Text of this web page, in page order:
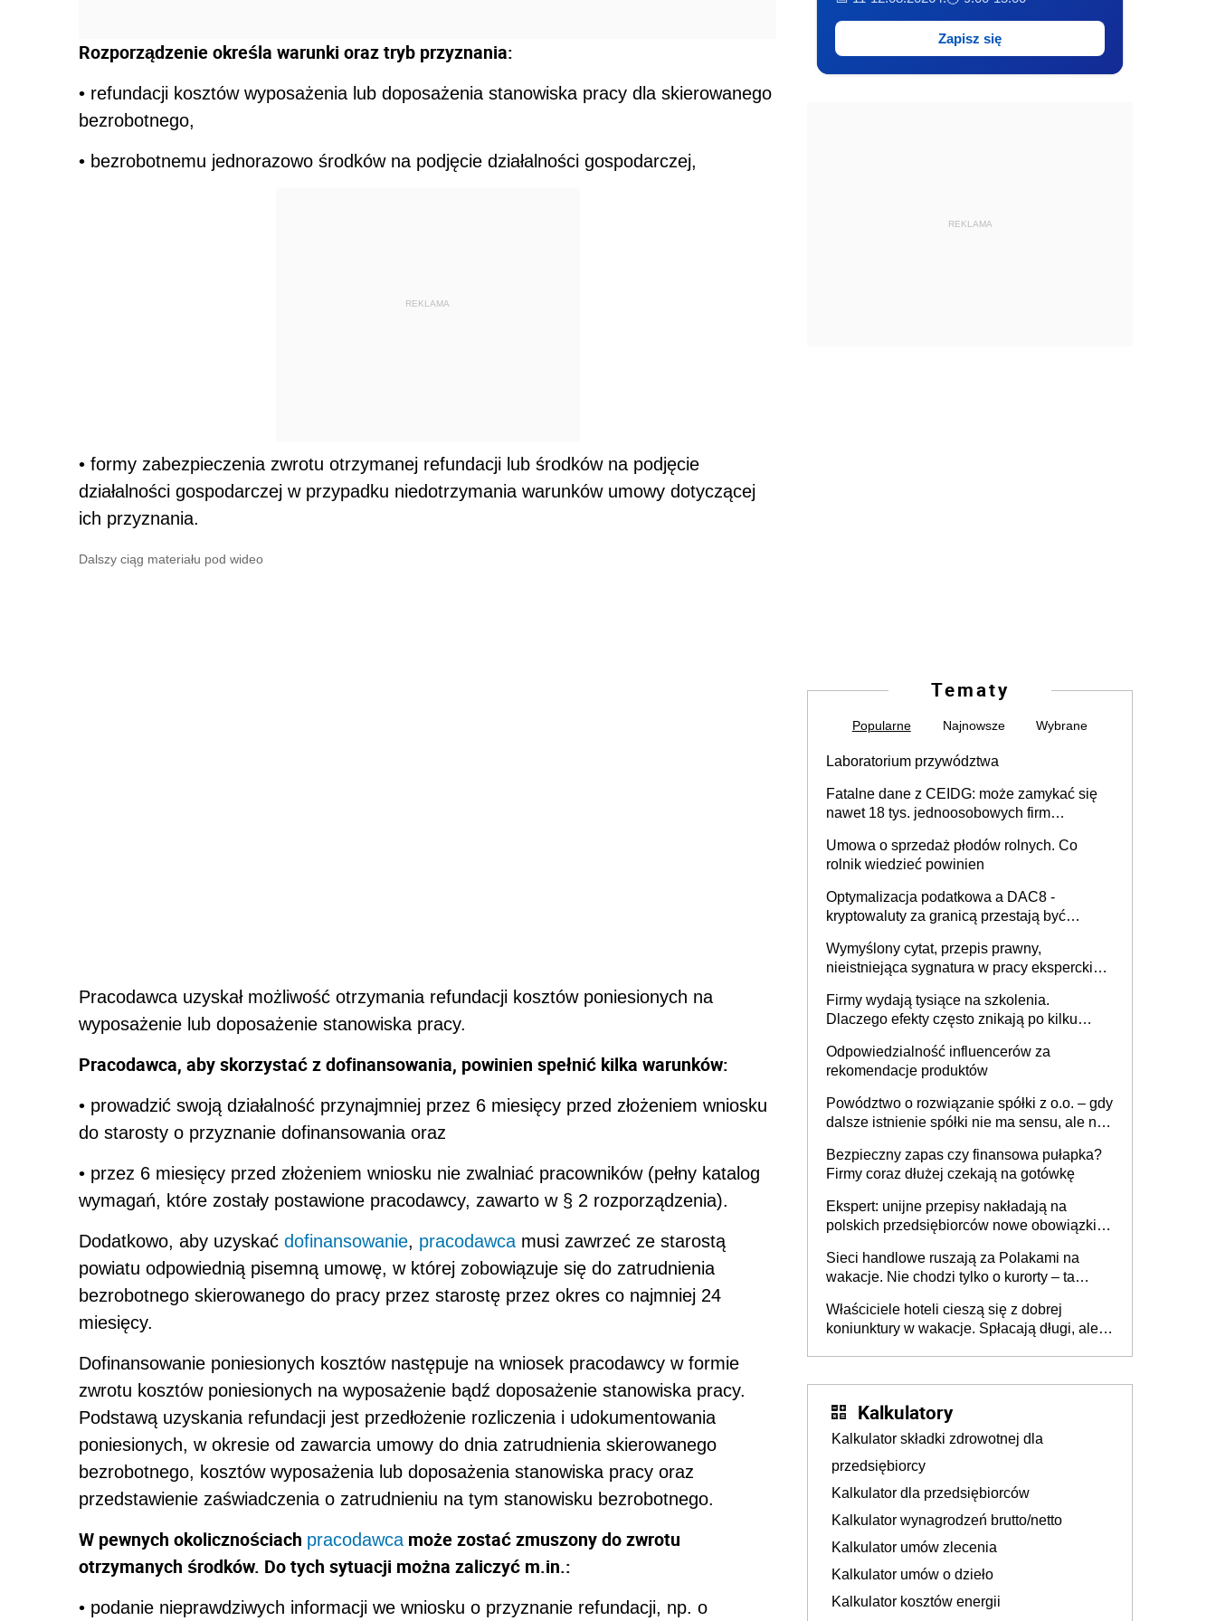
Rozporządzenie określa warunki oraz tryb przyznania:
• refundacji kosztów wyposażenia lub doposażenia stanowiska pracy dla skierowanego
bezrobotnego,
• bezrobotnemu jednorazowo środków na podjęcie działalności gospodarczej,
REKLAMA
• formy zabezpieczenia zwrotu otrzymanej refundacji lub środków na podjęcie
działalności gospodarczej w przypadku niedotrzymania warunków umowy dotyczącej
ich przyznania.
Dalszy ciąg materiału pod wideo
Pracodawca uzyskał możliwość otrzymania refundacji kosztów poniesionych na
wyposażenie lub doposażenie stanowiska pracy.
Pracodawca, aby skorzystać z dofinansowania, powinien spełnić kilka warunków:
• prowadzić swoją działalność przynajmniej przez 6 miesięcy przed złożeniem wniosku
do starosty o przyznanie dofinansowania oraz
• przez 6 miesięcy przed złożeniem wniosku nie zwalniać pracowników (pełny katalog
wymagań, które zostały postawione pracodawcy, zawarto w § 2 rozporządzenia).
Dodatkowo, aby uzyskać dofinansowanie, pracodawca musi zawrzeć ze starostą
powiatu odpowiednią pisemną umowę, w której zobowiązuje się do zatrudnienia
bezrobotnego skierowanego do pracy przez starostę przez okres co najmniej 24
miesięcy.
Dofinansowanie poniesionych kosztów następuje na wniosek pracodawcy w formie
zwrotu kosztów poniesionych na wyposażenie bądź doposażenie stanowiska pracy.
Podstawą uzyskania refundacji jest przedłożenie rozliczenia i udokumentowania
poniesionych, w okresie od zawarcia umowy do dnia zatrudnienia skierowanego
bezrobotnego, kosztów wyposażenia lub doposażenia stanowiska pracy oraz
przedstawienie zaświadczenia o zatrudnieniu na tym stanowisku bezrobotnego.
W pewnych okolicznościach pracodawcamoże zostać zmuszony do zwrotu
otrzymanych środków. Do tych sytuacji można zaliczyć m.in.:
• podanie nieprawdziwych informacji we wniosku o przyznanie refundacji, np. o
Zapisz się
REKLAMA
Tematy
Popularne Najnowsze Wybrane
Laboratorium przywództwa
Fatalne dane z CEIDG: może zamykać się
nawet 18 tys. jednoosobowych firm
Umowa o sprzedaż płodów rolnych. Co
rolnik wiedzieć powinien
Optymalizacja podatkowa a DAC8 -
kryptowaluty za granicą przestają być
Wymyślony cytat, przepis prawny,
nieistniejąca sygnatura w pracy eksperckiej -
firmie
Firmy wydają tysiące na szkolenia.
Dlaczego efekty często znikają po kilku
Odpowiedzialność influencerów za
rekomendacje produktów
Powództwo o rozwiązanie spółki z o.o. – gdy
dalsze istnienie spółki nie ma sensu, ale nie
Bezpieczny zapas czy finansowa pułapka?
Firmy coraz dłużej czekają na gotówkę
Ekspert: unijne przepisy nakładają na
polskich przedsiębiorców nowe obowiązki w
Sieci handlowe ruszają za Polakami na
wakacje. Nie chodzi tylko o kurorty – ta
tam, gdzie wielu spędzi urlop po cichu
Właściciele hoteli cieszą się z dobrej
koniunktury w wakacje. Spłacają długi, ale
Kalkulatory
Kalkulator składki zdrowotnej dla
przedsiębiorcy
Kalkulator dla przedsiębiorców
Kalkulator wynagrodzeń brutto/netto
Kalkulator umów zlecenia
Kalkulator umów o dzieło
Kalkulator kosztów energii